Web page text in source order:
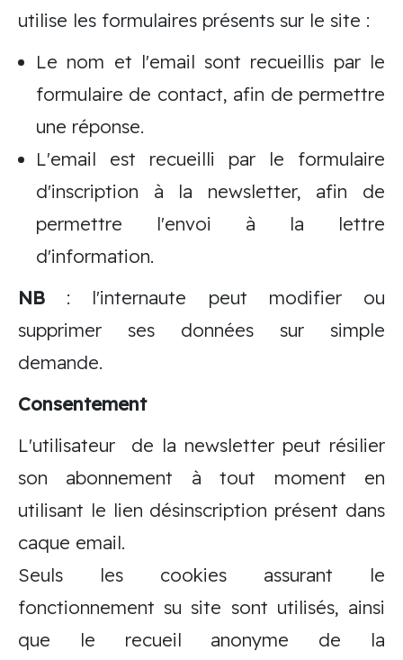
utilise les formulaires présents sur le site :
Le nom et l'email sont recueillis par le
formulaire de contact, afin de permettre
une réponse.
L'email est recueilli par le formulaire
d'inscription à la newsletter, afin de
permettre l'envoi à la lettre
d'information.
NB : l'internaute peut modifier ou
supprimer ses données sur simple
demande.
Consentement
L'utilisateur de la newsletter peut résilier
son abonnement à tout moment en
utilisant le lien désinscription présent dans
caque email.
Seuls les cookies assurant le
fonctionnement su site sont utilisés, ainsi
que le recueil anonyme de la